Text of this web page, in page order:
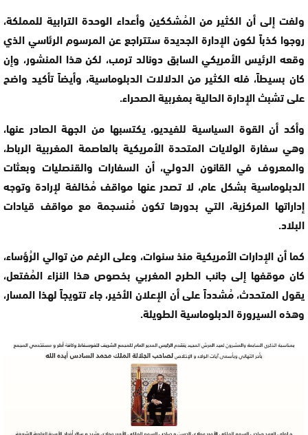
ولفت إلى أن الكثير من المُشككين وأعداء الوحدة الترابية للمملكة،
روجوا كذباً لكون الإدارة الجديدة ستتراجع عن المرسوم الرئاسي الذي
وقعه الرئيس الأمريكي السابق دونالد ترمب، لكن هذا المنشور، وإن
كان بسيطاً، فله الكثير من الدلالات الدبلوماسية، وأيضاً تأكيد واضح
على تشبث الإدارة الحالية بمغربية الصحراء.
وأكد أن القوة السياسية للفيديو، يكتسبها من الجهة الصادر عنها،
وهي سفارة الولايات المتحدة الأمريكية بالعاصمة المغربية الرباط،
والمعروف في القانون الدولي، أن السفارات والقنصليات وبعثات
الدبلوماسية بشكل عام، لا تصدر عنها مواقف مُخالفة لإرادة وتوجه
إداراتها المركزية، التي بدورها تكون مُنسجمة مع مواقف قيادات
البلاد.
كما أن الإدارات الأمريكية منذ سنوات، وعلى الرغم من توالي الرُؤساء،
كان موقفها إلى جانب الطرح المغربي بخصوص هذا النزاء المُفتعل،
يقول المتحدث، مُشدداً على أن الإعلان الأخير، جاء تتويجاً لهذا المسار،
وهذه السيرورة الدبلوماسية الطويلة.